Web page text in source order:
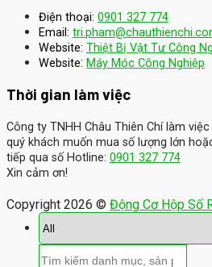
Điện thoại: 0901 327 774
Email:
Website: Thiệt Bị Vật Tư Công
Website: Máy Móc Công Nghiệp
Thời gian làm việc
Công ty TNHH Châu Thiên Chí làm
quý khách muốn mua số lượng lớn
tiếp qua số Hotline: 0901 327 774
Xin cảm ơn!
Copyright 2026 © Động Cơ Hộp Số